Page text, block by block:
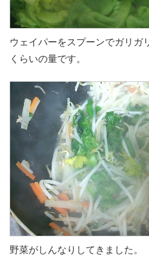
ウェイパーをスプーンでガリガ
くらいの量です。
野菜がしんなりしてきました。